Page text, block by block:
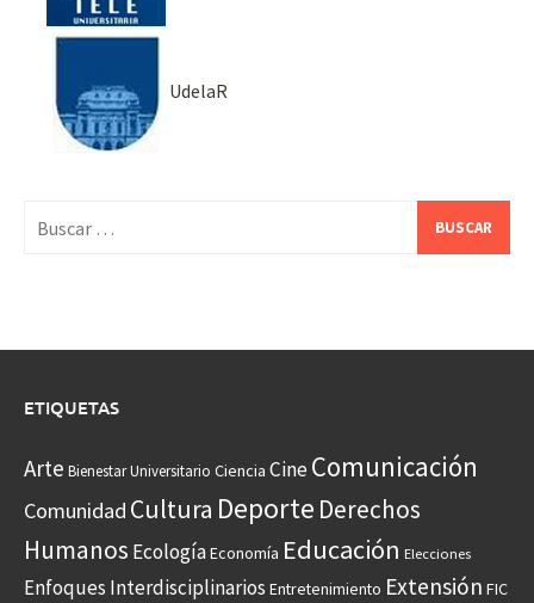
UdelaR
ETIQUETAS
Arte Bienestar Universitario Ciencia CineComunicación
Comunidad Cultura Deporte Derechos
Humanos EcologíaEconomía Educación Elecciones
Enfoques Interdisciplinarios Entretenimiento Extensión FIC